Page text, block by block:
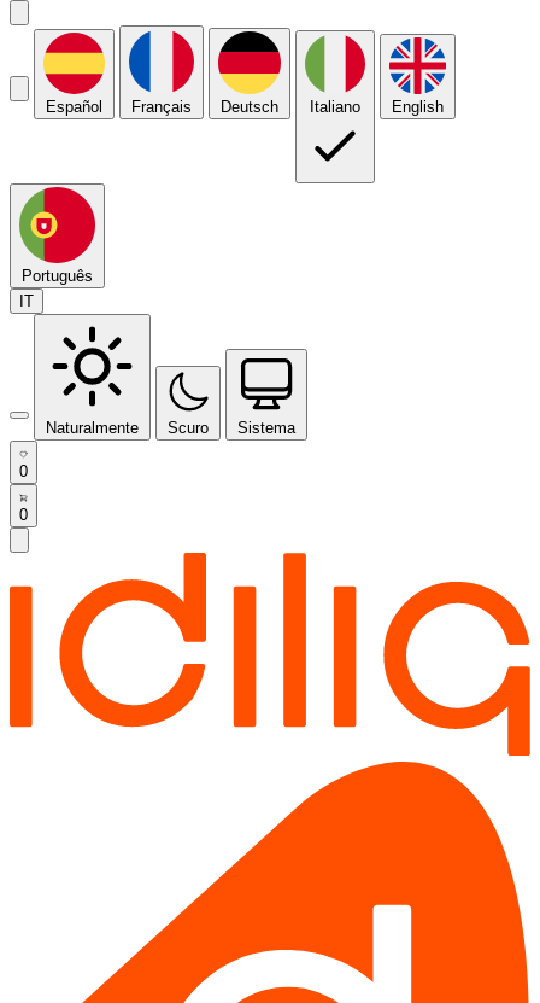
Español Français Deutsch Italiano English
Português
IT
Naturalmente Scuro Sistema
0
0